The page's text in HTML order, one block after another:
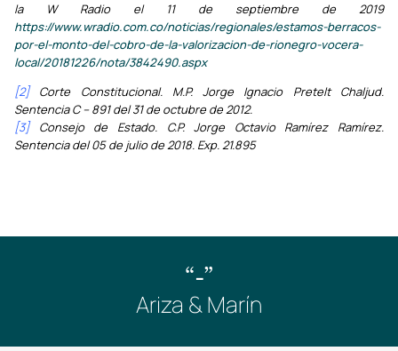
la W Radio el 11 de septiembre de 2019
https://www.wradio.com.co/noticias/regionales/estamos-berracos-
por-el-monto-del-cobro-de-la-valorizacion-de-rionegro-vocera-
local/20181226/nota/3842490.aspx
[2]Corte Constitucional. M.P. Jorge Ignacio Pretelt Chaljud.
Sentencia C – 891 del 31 de octubre de 2012.
[3]Consejo de Estado. C.P. Jorge Octavio Ramírez Ramírez.
Sentencia del 05 de julio de 2018. Exp. 21.895
“-”
Ariza & Marín